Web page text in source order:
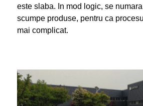
este slaba. In mod logic, se
scumpe produse, pentru ca
mai complicat.